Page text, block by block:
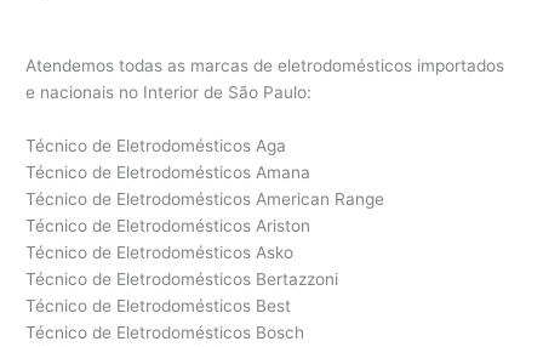
Atendemos todas as marcas de eletrodomésticos importados
e nacionais no Interior de São Paulo:
Técnico de Eletrodomésticos Aga
Técnico de Eletrodomésticos Amana
Técnico de Eletrodomésticos American Range
Técnico de Eletrodomésticos Ariston
Técnico de Eletrodomésticos Asko
Técnico de Eletrodomésticos Bertazzoni
Técnico de Eletrodomésticos Best
Técnico de Eletrodomésticos Bosch